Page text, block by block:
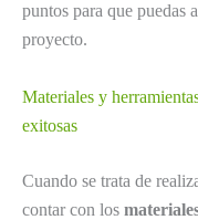
puntos para que puedas
proyecto.
Materiales y
exitosas
Cuando se trata de
contar con los